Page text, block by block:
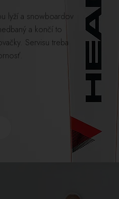
lyží a snowboardov
a končí to
Servisu treba